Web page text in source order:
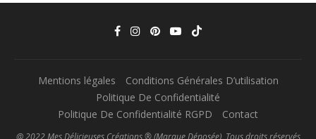
Mentions légales
Conditions Générales D’utilisation
Politique De Confidentialité
Politique De Confidentialité RGPD
Contact
@ 2022 Mes Délicieuses Créations ® (Marque Déposée), Tous droits réservés